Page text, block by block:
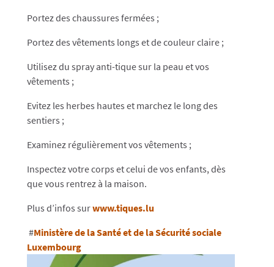
Portez des chaussures fermées ;
Portez des vêtements longs et de couleur claire ;
Utilisez du spray anti-tique sur la peau et vos
vêtements ;
Evitez les herbes hautes et marchez le long des
sentiers ;
Examinez régulièrement vos vêtements ;
Inspectez votre corps et celui de vos enfants, dès
que vous rentrez à la maison.
Plus d’infos surwww.tiques.lu
#Ministère de la Santé et de la Sécurité sociale
Luxembourg